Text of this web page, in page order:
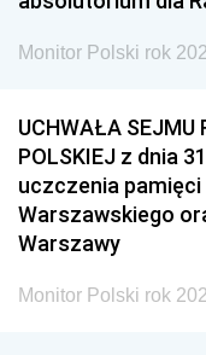
Monitor Polski rok
UCHWAŁA SEJMU
POLSKIEJ z dnia
uczczenia
Warszawskiego
Warszawy
Monitor Polski rok